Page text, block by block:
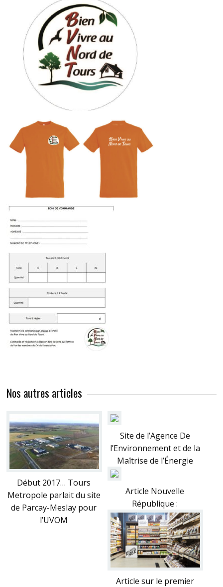
Nos autres articles
Début 2017… Tours
Metropole parlait du site
de Parcay-Meslay pour
l’UVOM
Site de l’Agence De
l’Environnement et de la
Maîtrise de l’Énergie
Article Nouvelle
République :
Article sur le premier